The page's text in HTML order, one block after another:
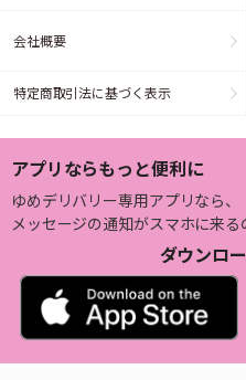
会社概要
特定商取引法に基づく表示
アプリならもっと便利に
ゆめデリバリー専用アプリなら、
メッセージの通知がスマホに来る
ダウンロ